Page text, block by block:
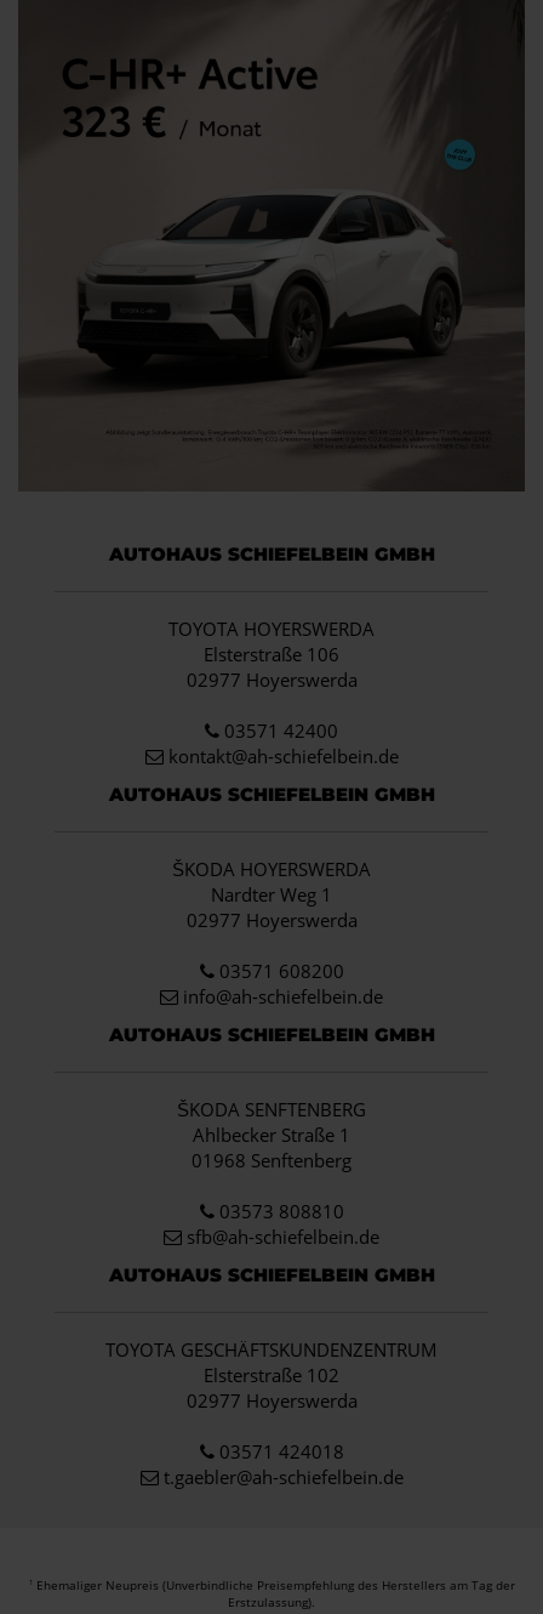
AUTOHAUS SCHIEFELBEIN GMBH
TOYOTA HOYERSWERDA
Elsterstraße 106
02977 Hoyerswerda
03571 42400
kontakt@ah-schiefelbein.de
AUTOHAUS SCHIEFELBEIN GMBH
ŠKODA HOYERSWERDA
Nardter Weg 1
02977 Hoyerswerda
03571 608200
info@ah-schiefelbein.de
AUTOHAUS SCHIEFELBEIN GMBH
ŠKODA SENFTENBERG
Ahlbecker Straße 1
01968 Senftenberg
03573 808810
sfb@ah-schiefelbein.de
AUTOHAUS SCHIEFELBEIN GMBH
TOYOTA GESCHÄFTSKUNDENZENTRUM
Elsterstraße 102
02977 Hoyerswerda
03571 424018
t.gaebler@ah-schiefelbein.de
1 Ehemaliger Neupreis (Unverbindliche Preisempfehlung des Herstellers am Tag der
Erstzulassung).